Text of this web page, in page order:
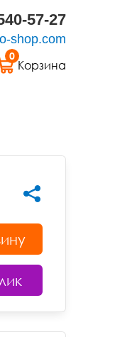
57-27
shop.com
0
Корзина